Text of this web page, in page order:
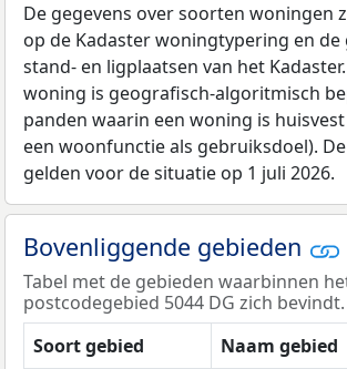
De gegevens over soorten woningen
op de Kadaster woningtypering en de
stand- en ligplaatsen van het
woning is geografisch-algoritmisch
panden waarin een woning is
een woonfunctie als gebruiksdoel).
gelden voor de situatie op 1 juli 2026.
Bovenliggende gebieden
Tabel met de gebieden waarbinnen
postcodegebied 5044 DG zich bevindt.
Soort gebied
Naam gebied